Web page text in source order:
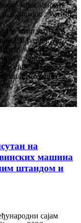
запосленог и
и допринос друштву.
је комплетна, са
и развој,
квалитета,
и одељењем за
ће увек размишљати
решење,
на
машина
штандом и
сајам